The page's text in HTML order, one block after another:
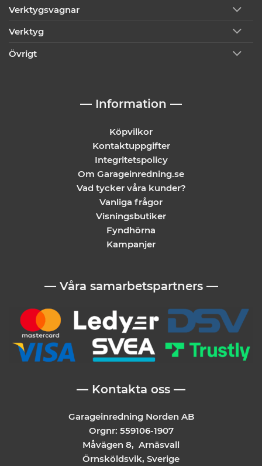
Verktygsvagnar
Verktyg
Övrigt
— Information —
Köpvilkor
Kontaktuppgifter
Integritetspolicy
Om Garageinredning.se
Vad tycker våra kunder?
Vanliga frågor
Visningsbutiker
Fyndhörna
Kampanjer
— Våra samarbetspartners —
— Kontakta oss —
Garageinredning Norden AB
Orgnr: 559106-1907
Måvägen 8, Arnäsvall
Örnsköldsvik, Sverige